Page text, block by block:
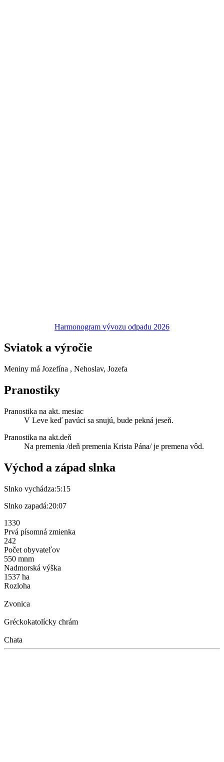
Harmonogram vývozu odpadu 2026
Sviatok a výročie
Meniny má Jozefína , Nehoslav, Jozefa
Pranostiky
Pranostika na akt. mesiac
V Leve keď pavúci sa snujú, bude pekná jeseň.
Pranostika na akt.deň
Na premenia /deň premenia Krista Pána/ je premena vôd.
Východ a západ slnka
Slnko vychádza:5:15
Slnko zapadá:20:07
1330
Prvá písomná zmienka
242
Počet obyvateľov
550 mnm
Nadmorská výška
1537 ha
Rozloha
Zvonica
Gréckokatolícky chrám
Chata